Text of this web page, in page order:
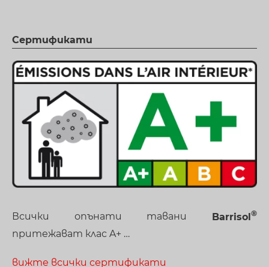
Сертификати
Всички опънати тавани Barrisol
притежават клас A+ …
вижте всички сертификати